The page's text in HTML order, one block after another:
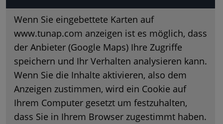
Gesundheit & Umwelt
Governance & Compliance
Chemical Compliance
Messen
Wenn Sie eingebettete Karten auf
www.tunap.com anzeigen ist es möglich, dass
der Anbieter (Google Maps) Ihre Zugriffe
speichern und Ihr Verhalten analysieren kann.
Wenn Sie die Inhalte aktivieren, also dem
Anzeigen zustimmen, wird ein Cookie auf
Ihrem Computer gesetzt um festzuhalten,
dass Sie in Ihrem Browser zugestimmt haben.